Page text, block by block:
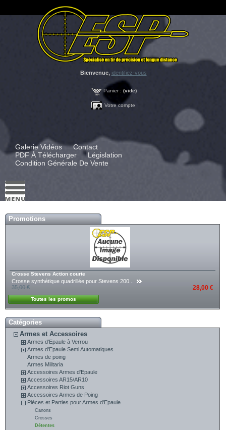
Bienvenue, identifiez-vous
Panier : (vide)
Votre compte
Galerie Vidéos
Contact
PDF À Télécharger
Législation
Condition Générale De Vente
Promotions
Crosse Stevens Action courte
Crosse synthétique quadrillée pour Stevens 200...
35,00 €
28,00 €
Toutes les promos
Catégories
Armes et Accessoires
Armes d'Epaule à Verrou
Armes d'Epaule Semi Automatiques
Armes de poing
Armes Militaria
Accessoires Armes d'Epaule
Accessoires AR15/AR10
Accessoires Riot Guns
Accessoires Armes de Poing
Pièces et Parties pour Armes d'Epaule
Canons
Crosses
Détentes